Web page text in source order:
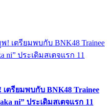
รียมพบกับ BNK48 Trainee
ni” ประเดิมสเตจแรก 11